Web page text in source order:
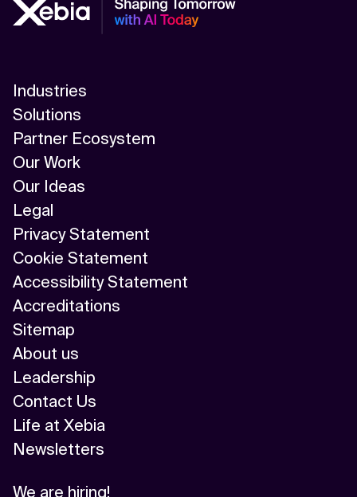
Industries
Solutions
Partner Ecosystem
Our Work
Our Ideas
Legal
Privacy Statement
Cookie Statement
Accessibility Statement
Accreditations
Sitemap
About us
Leadership
Contact Us
Life at Xebia
Newsletters
We are hiring!